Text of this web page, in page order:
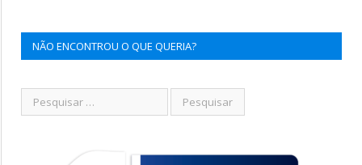
NÃO ENCONTROU O QUE QUERIA?